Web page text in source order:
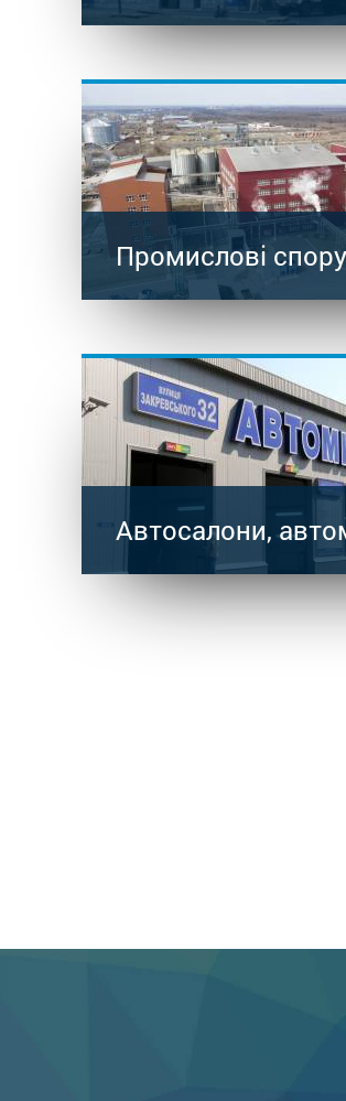
Промислові
Автосалони,